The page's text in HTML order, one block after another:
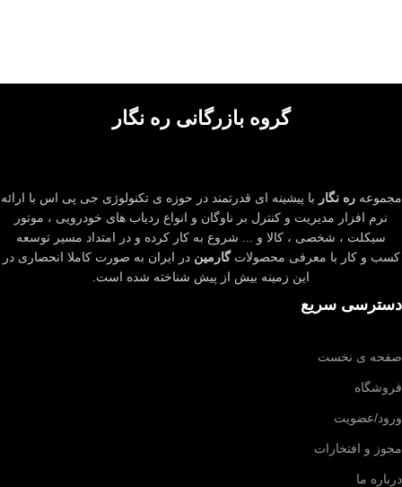
گروه بازرگانی ره نگار
مجموعهره نگار با پیشینه ای قدرتمند در حوزه ی تکنولوژی جی پی اس با ارائه
نرم افزار مدیریت و کنترل بر ناوگان و انواع ردیاب های خودرویی ، موتور
سیکلت ، شخصی ، کالا و ... شروع به کار کرده و در امتداد مسیر توسعه
کسب و کار با معرفی محصولاتگارمین در ایران به صورت کاملا انحصاری در
این زمینه بیش از پیش شناخته شده است.
دسترسی سریع
صفحه ی نخست
فروشگاه
ورود/عضویت
مجوز و افتخارات
درباره ما